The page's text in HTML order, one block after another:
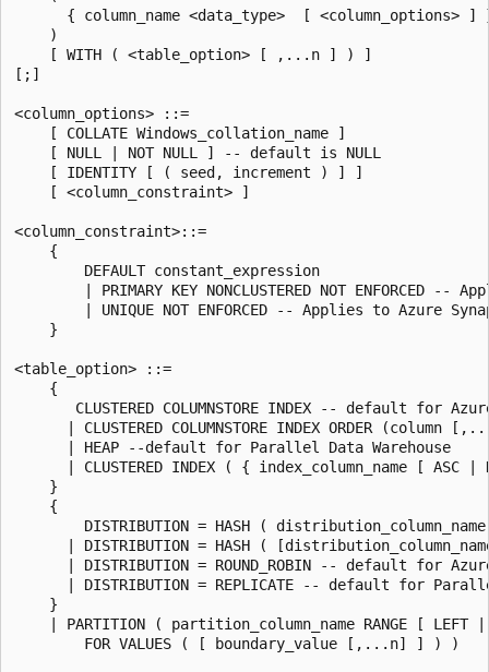
{ column_name <data_type>  [ <column_options> ]
    )
    [ WITH ( <table_option> [ ,...n ] ) ]
[;]
<column_options> ::=
    [ COLLATE Windows_collation_name ]
    [ NULL | NOT NULL ] -- default is NULL
    [ IDENTITY [ ( seed, increment ) ] ]
    [ <column_constraint> ]
<column_constraint>::=
    {
        DEFAULT constant_expression
| PRIMARY KEY NONCLUSTERED NOT ENFORCED --
| UNIQUE NOT ENFORCED -- Applies to Azure
    }
<table_option> ::=
    {
CLUSTERED COLUMNSTORE INDEX -- default for
| CLUSTERED COLUMNSTORE INDEX ORDER (column
      | HEAP --default for Parallel Data Warehouse
| CLUSTERED INDEX ( { index_column_name [ ASC |
    }
    {
DISTRIBUTION = HASH ( distribution_column_name
| DISTRIBUTION = HASH (
| DISTRIBUTION = ROUND_ROBIN -- default for
| DISTRIBUTION = REPLICATE -- default for
    }
| PARTITION ( partition_column_name RANGE [ LEFT
        FOR VALUES ( [ boundary_value [,...n] ] ) )